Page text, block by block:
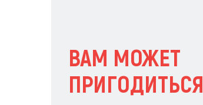
ВАМ МОЖЕТ
ПРИГОДИТЬСЯ